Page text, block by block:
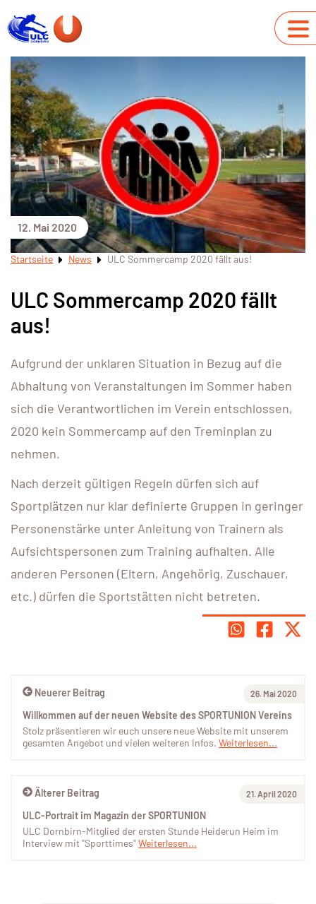
12. Mai 2020
Startseite News ULC Sommercamp 2020 fällt aus!
ULC Sommercamp 2020 fällt
aus!
Aufgrund der unklaren Situation in Bezug auf die
Abhaltung von Veranstaltungen im Sommer haben
sich die Verantwortlichen im Verein entschlossen,
2020 kein Sommercamp auf den Treminplan zu
nehmen.
Nach derzeit gültigen Regeln dürfen sich auf
Sportplätzen nur klar definierte Gruppen in geringer
Personenstärke unter Anleitung von Trainern als
Aufsichtspersonen zum Training aufhalten. Alle
anderen Personen (Eltern, Angehörig, Zuschauer,
etc.) dürfen die Sportstätten nicht betreten.
Älterer Beitrag 21. April 2020
ULC-Portrait im Magazin der SPORTUNION
ULC Dornbirn-Mitglied der ersten Stunde Heiderun Heim im
Interview mit "Sporttimes"Weiterlesen...
Neuerer Beitrag 26. Mai 2020
Willkommen auf der neuen Website des SPORTUNION Vereins
Stolz präsentieren wir euch unsere neue Website mit unserem
gesamten Angebot und vielen weiteren Infos. Weiterlesen...